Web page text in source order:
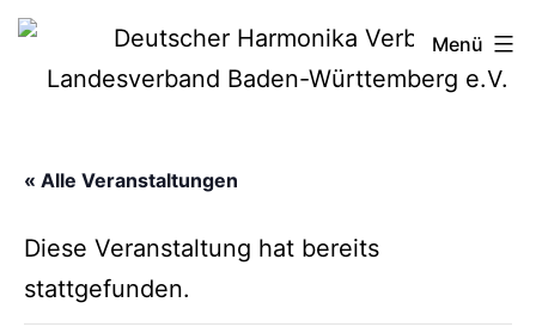
Zum
Deutscher
Harmonika-
Menü
« Alle Veranstaltungen
Diese Veranstaltung hat bereits
stattgefunden.